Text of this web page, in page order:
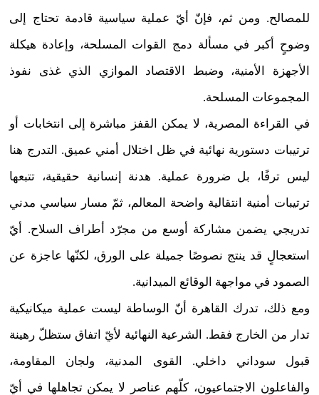
للمصالح. ومن ثم، فإنّ أيّ عملية سياسية قادمة تحتاج إلى
وضوحٍ أكبر في مسألة دمج القوات المسلحة، وإعادة هيكلة
الأجهزة الأمنية، وضبط الاقتصاد الموازي الذي غذى نفوذ
المجموعات المسلحة.
في القراءة المصرية، لا يمكن القفز مباشرة إلى انتخابات أو
ترتيبات دستورية نهائية في ظل اختلال أمني عميق. التدرج هنا
ليس ترفًا، بل ضرورة عملية. هدنة إنسانية حقيقية، تتبعها
ترتيبات أمنية انتقالية واضحة المعالم، ثمّ مسار سياسي مدني
تدريجي يضمن مشاركة أوسع من مجرّد أطراف السلاح. أيّ
استعجالٍ قد ينتج نصوصًا جميلة على الورق، لكنّها عاجزة عن
الصمود في مواجهة الوقائع الميدانية.
ومع ذلك، تدرك القاهرة أنّ الوساطة ليست عملية ميكانيكية
تدار من الخارج فقط. الشرعية النهائية لأيّ اتفاق ستظلّ رهينة
قبول سوداني داخلي. القوى المدنية، ولجان المقاومة،
والفاعلون الاجتماعيون، كلّهم عناصر لا يمكن تجاهلها في أيّ